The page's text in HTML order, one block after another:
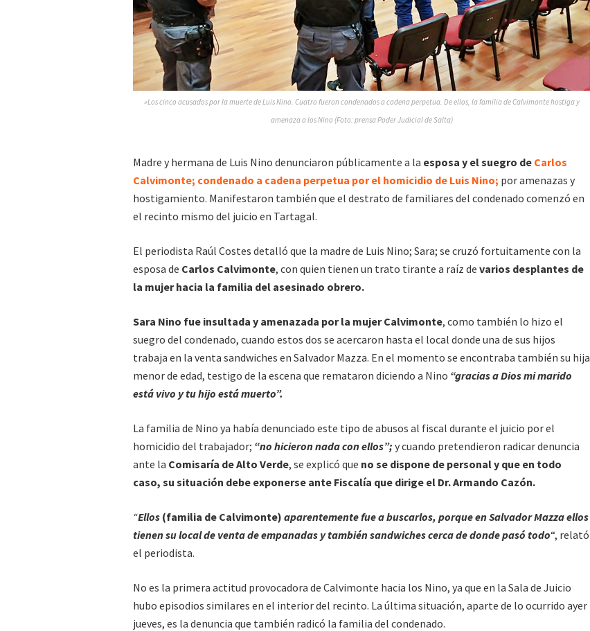
»Los cinco acusados por la muerte de Luis Nino. Cuatro fueron condenados a cadena perpetua. De ellos, la familia de Calvimonte hostiga y
amenaza a los Nino (Foto: prensa Poder Judicial de Salta)
Madre y hermana de Luis Nino denunciaron públicamente a la esposa y el suegro de Carlos
Calvimonte; condenado a cadena perpetua por el homicidio de Luis Nino; por amenazas y
hostigamiento. Manifestaron también que el destrato de familiares del condenado comenzó en
el recinto mismo del juicio en Tartagal.
El periodista Raúl Costes detalló que la madre de Luis Nino; Sara; se cruzó fortuitamente con la
esposa de Carlos Calvimonte, con quien tienen un trato tirante a raíz de varios desplantes de
la mujer hacia la familia del asesinado obrero.
Sara Nino fue insultada y amenazada por la mujer Calvimonte, como también lo hizo el
suegro del condenado, cuando estos dos se acercaron hasta el local donde una de sus hijos
trabaja en la venta sandwiches en Salvador Mazza. En el momento se encontraba también su hija
menor de edad, testigo de la escena que remataron diciendo a Nino “gracias a Dios mi marido
está vivo y tu hijo está muerto”.
La familia de Nino ya había denunciado este tipo de abusos al fiscal durante el juicio por el
homicidio del trabajador; “no hicieron nada con ellos”; y cuando pretendieron radicar denuncia
ante la Comisaría de Alto Verde, se explicó que no se dispone de personal y que en todo
caso, su situación debe exponerse ante Fiscalía que dirige el Dr. Armando Cazón.
“Ellos (familia de Calvimonte) aparentemente fue a buscarlos, porque en Salvador Mazza ellos
tienen su local de venta de empanadas y también sandwiches cerca de donde pasó todo“, relató
el periodista.
No es la primera actitud provocadora de Calvimonte hacia los Nino, ya que en la Sala de Juicio
hubo episodios similares en el interior del recinto. La última situación, aparte de lo ocurrido ayer
jueves, es la denuncia que también radicó la familia del condenado.